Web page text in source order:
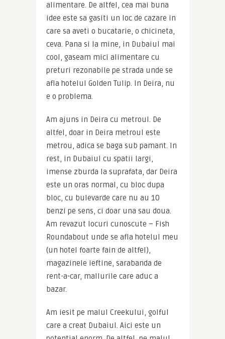
alimentare. De altfel, cea mai buna
idee este sa gasiti un loc de cazare in
care sa aveti o bucatarie, o chicineta,
ceva. Pana si la mine, in Dubaiul mai
cool, gaseam mici alimentare cu
preturi rezonabile pe strada unde se
afla hotelul Golden Tulip. In Deira, nu
e o problema.
Am ajuns in Deira cu metroul. De
altfel, doar in Deira metroul este
metrou, adica se baga sub pamant. In
rest, in Dubaiul cu spatii largi,
imense zburda la suprafata, dar Deira
este un oras normal, cu bloc dupa
bloc, cu bulevarde care nu au 10
benzi pe sens, ci doar una sau doua.
Am revazut locuri cunoscute – Fish
Roundabout unde se afla hotelul meu
(un hotel foarte fain de altfel),
magazinele ieftine, sarabanda de
rent-a-car, mallurile care aduc a
bazar.
Am iesit pe malul Creekului, golful
care a creat Dubaiul. Aici este un